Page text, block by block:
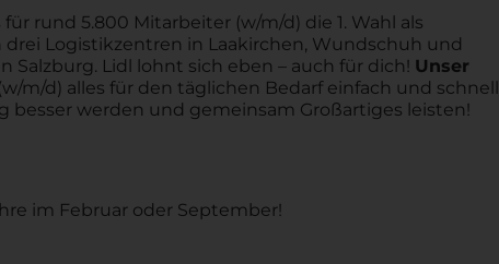
rund 5.800 Mitarbeiter (w/m/d) die 1. Wahl als
drei Logistikzentren in Laakirchen, Wundschuh und
Salzburg. Lidl lohnt sich eben – auch für dich! Unser
m/d) alles für den täglichen Bedarf einfach und schnell
besser werden und gemeinsam Großartiges leisten!
im Februar oder September!